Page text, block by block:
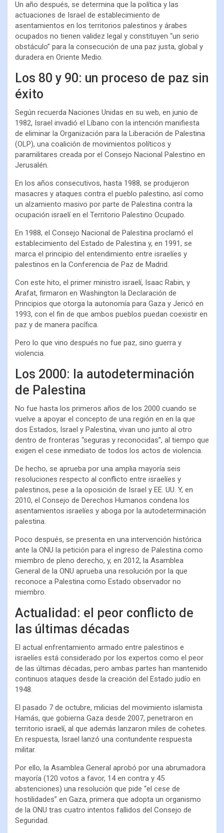
Un año después, se determina que la política y las
actuaciones de Israel de establecimiento de
asentamientos en los territorios palestinos y árabes
ocupados no tienen validez legal y constituyen “un serio
obstáculo” para la consecución de una paz justa, global y
duradera en Oriente Medio.
Los 80 y 90: un proceso de paz sin
éxito
Según recuerda Naciones Unidas en su web, en junio de
1982, Israel invadió el Líbano con la intención manifiesta
de eliminar la Organización para la Liberación de Palestina
(OLP), una coalición de movimientos políticos y
paramilitares creada por el Consejo Nacional Palestino en
Jerusalén.
En los años consecutivos, hasta 1988, se produjeron
masacres y ataques contra el pueblo palestino, así como
un alzamiento masivo por parte de Palestina contra la
ocupación israelí en el Territorio Palestino Ocupado.
En 1988, el Consejo Nacional de Palestina proclamó el
establecimiento del Estado de Palestina y, en 1991, se
marca el principio del entendimiento entre israelíes y
palestinos en la Conferencia de Paz de Madrid.
Con este hito, el primer ministro israelí, Isaac Rabin, y
Arafat, firmaron en Washington la Declaración de
Principios que otorga la autonomía para Gaza y Jericó en
1993, con el fin de que ambos pueblos puedan coexistir en
paz y de manera pacífica.
Pero lo que vino después no fue paz, sino guerra y
violencia.
Los 2000: la autodeterminación
de Palestina
No fue hasta los primeros años de los 2000 cuando se
vuelve a apoyar el concepto de una región en en la que
dos Estados, Israel y Palestina, vivan uno junto al otro
dentro de fronteras “seguras y reconocidas”, al tiempo que
exigen el cese inmediato de todos los actos de violencia.
De hecho, se aprueba por una amplia mayoría seis
resoluciones respecto al conflicto entre israelíes y
palestinos, pese a la oposición de Israel y EE. UU. Y, en
2010, el Consejo de Derechos Humanos condena los
asentamientos israelíes y aboga por la autodeterminación
palestina.
Poco después, se presenta en una intervención histórica
ante la ONU la petición para el ingreso de Palestina como
miembro de pleno derecho, y, en 2012, la Asamblea
General de la ONU aprueba una resolución por la que
reconoce a Palestina como Estado observador no
miembro.
Actualidad: el peor conflicto de
las últimas décadas
El actual enfrentamiento armado entre palestinos e
israelíes está considerado por los expertos como el peor
de las últimas décadas, pero ambas partes han mantenido
continuos ataques desde la creación del Estado judío en
1948.
El pasado 7 de octubre, milicias del movimiento islamista
Hamás, que gobierna Gaza desde 2007, penetraron en
territorio israelí, al que además lanzaron miles de cohetes.
En respuesta, Israel lanzó una contundente respuesta
militar.
Por ello, la Asamblea General aprobó por una abrumadora
mayoría (120 votos a favor, 14 en contra y 45
abstenciones) una resolución que pide “el cese de
hostilidades” en Gaza, primera que adopta un organismo
de la ONU tras cuatro intentos fallidos del Consejo de
Seguridad.